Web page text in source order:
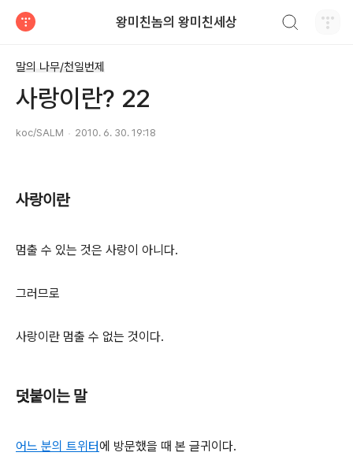
왕미친놈의 왕미친세상
말의 나무/천일번제
사랑이란? 22
koc/SALM 2010. 6. 30. 19:18
사랑이란
멈출 수 있는 것은 사랑이 아니다.
그러므로
사랑이란 멈출 수 없는 것이다.
덧붙이는 말
어느 분의 트위터에 방문했을 때 본 글귀이다.